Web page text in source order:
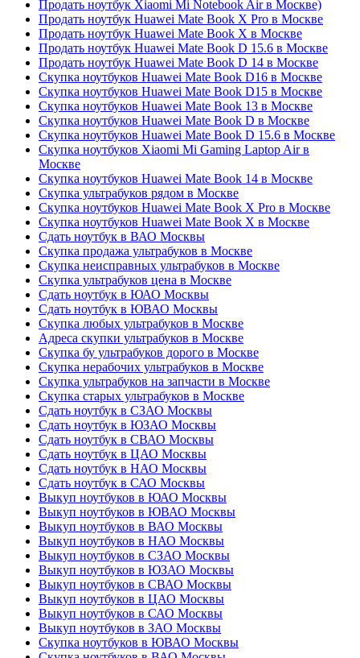
Продать ноутбук Xiaomi Mi Notebook Air в Москве)
Продать ноутбук Huawei Mate Book X Pro в Москве
Продать ноутбук Huawei Mate Book X в Москве
Продать ноутбук Huawei Mate Book D 15.6 в Москве
Продать ноутбук Huawei Mate Book D 14 в Москве
Скупка ноутбуков Huawei Mate Book D16 в Москве
Скупка ноутбуков Huawei Mate Book D15 в Москве
Скупка ноутбуков Huawei Mate Book 13 в Москве
Скупка ноутбуков Huawei Mate Book D в Москве
Скупка ноутбуков Huawei Mate Book D 15.6 в Москве
Скупка ноутбуков Xiaomi Mi Gaming Laptop Air в
Москве
Скупка ноутбуков Huawei Mate Book 14 в Москве
Скупка ультрабуков рядом в Москве
Скупка ноутбуков Huawei Mate Book X Pro в Москве
Скупка ноутбуков Huawei Mate Book X в Москве
Сдать ноутбук в ВАО Москвы
Скупка продажа ультрабуков в Москве
Скупка неисправных ультрабуков в Москве
Скупка ультрабуков цена в Москве
Сдать ноутбук в ЮАО Москвы
Сдать ноутбук в ЮВАО Москвы
Скупка любых ультрабуков в Москве
Адреса скупки ультрабуков в Москве
Скупка бу ультрабуков дорого в Москве
Скупка нерабочих ультрабуков в Москве
Скупка ультрабуков на запчасти в Москве
Скупка старых ультрабуков в Москве
Сдать ноутбук в СЗАО Москвы
Сдать ноутбук в ЮЗАО Москвы
Сдать ноутбук в СВАО Москвы
Сдать ноутбук в ЦАО Москвы
Сдать ноутбук в НАО Москвы
Сдать ноутбук в САО Москвы
Выкуп ноутбуков в ЮАО Москвы
Выкуп ноутбуков в ЮВАО Москвы
Выкуп ноутбуков в ВАО Москвы
Выкуп ноутбуков в НАО Москвы
Выкуп ноутбуков в СЗАО Москвы
Выкуп ноутбуков в ЮЗАО Москвы
Выкуп ноутбуков в СВАО Москвы
Выкуп ноутбуков в ЦАО Москвы
Выкуп ноутбуков в САО Москвы
Выкуп ноутбуков в ЗАО Москвы
Скупка ноутбуков в ЮВАО Москвы